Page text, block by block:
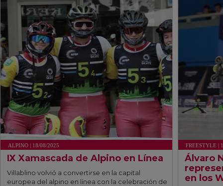
ALPINO | 18/08/2025
IX Xamascada de Alpino en Línea
Villablino volvió a convertirse en la capital
europea del alpino en línea con la celebración de
FREESTYLE |
Álvaro
en los